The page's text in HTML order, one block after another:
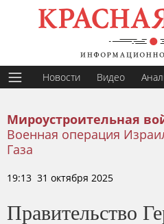
Новости Видео
Мироустроительная
Военная операция
Газа
19:13 31 октября 2025
Правительство